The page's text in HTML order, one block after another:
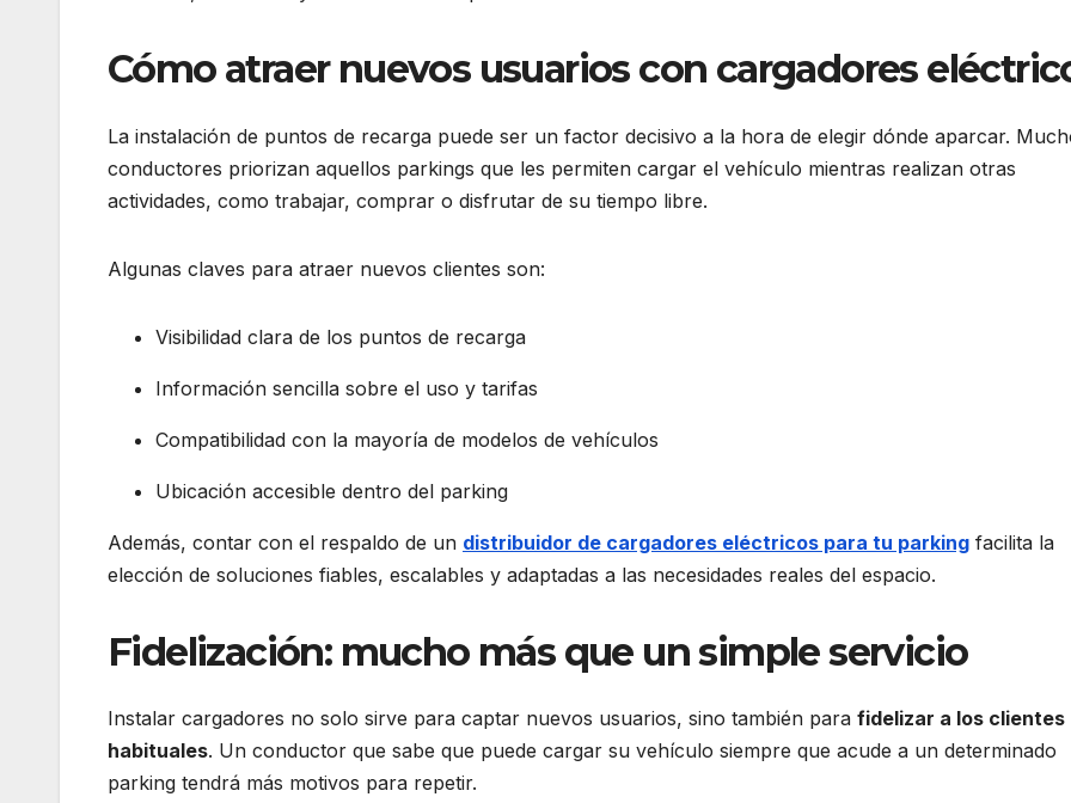
Cómo atraer nuevos usuarios con cargadores
La instalación de puntos de recarga puede ser un factor decisivo a la hora de elegir dónde aparcar.
conductores priorizan aquellos parkings que les permiten cargar el vehículo mientras realizan otras
actividades, como trabajar, comprar o disfrutar de su tiempo libre.
Algunas claves para atraer nuevos clientes son:
Visibilidad clara de los puntos de recarga
Información sencilla sobre el uso y tarifas
Compatibilidad con la mayoría de modelos de vehículos
Ubicación accesible dentro del parking
Además, contar con el respaldo de un distribuidor de cargadores eléctricos para tu parking facilita la
elección de soluciones fiables, escalables y adaptadas a las necesidades reales del espacio.
Fidelización: mucho más que un simple servicio
Instalar cargadores no solo sirve para captar nuevos usuarios, sino también para fidelizar a los clientes
habituales. Un conductor que sabe que puede cargar su vehículo siempre que acude a un determinado
parking tendrá más motivos para repetir.